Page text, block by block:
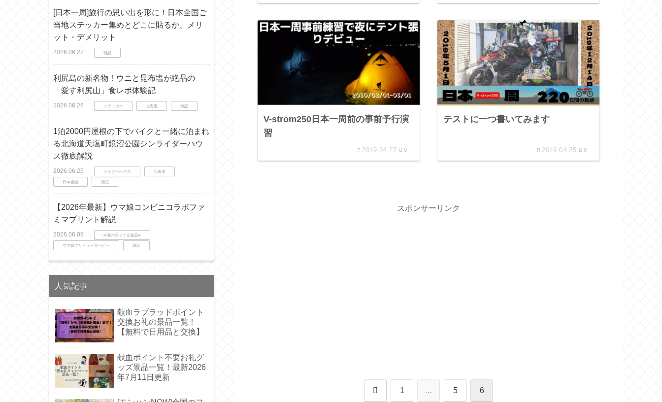
V-strom250日本一周前の事前予行演
習
2019.04.27 0
テストに一つ書いてみます
2019.04.25 0
スポンサーリンク
前 1 … 5 6
[日本一周]旅行の思い出を形に！日本全国ご
当地ステッカー集めとどこに貼るか、メリ
ット・デメリット
2026.06.27 雑記
利尻島の新名物！ウニと昆布塩が絶品の
「愛す利尻山」食レポ体験記
2026.06.26 ステッカー 北海道 雑記
1泊2000円屋根の下でバイクと一緒に泊まれ
る北海道天塩町鏡沼公園シンライダーハウ
ス徹底解説
2026.06.25 ライダーハウス 北海道
日本全国 雑記
【2026年最新】ウマ娘コンビニコラボファ
ミマプリント解説
2026.06.09 ∞俺の持ってる逸品∞
ウマ娘プリティーダービー 雑記
人気記事
献血ラブラッドポイント
交換お礼の景品一覧！
【無料で日用品と交換】
献血ポイント不要お礼グ
ッズ景品一覧！最新2026
年7月11日更新